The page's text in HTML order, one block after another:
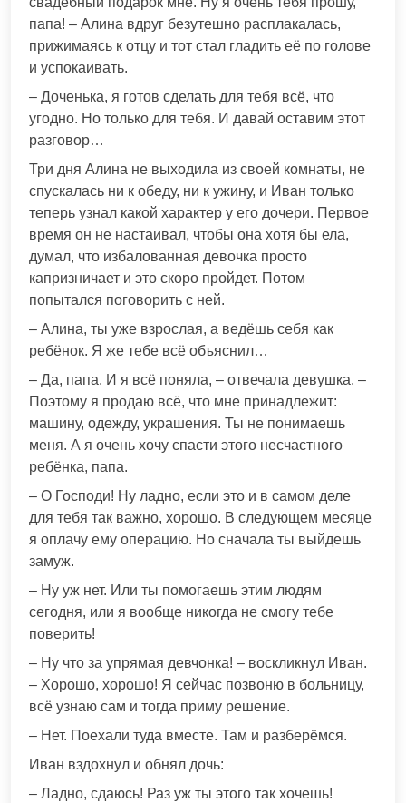
папа! – Алина вдруг безутешно расплакалась,
прижимаясь к отцу и тот стал гладить её по голове
и успокаивать.
– Доченька, я готов сделать для тебя всё, что
угодно. Но только для тебя. И давай оставим этот
разговор…
Три дня Алина не выходила из своей комнаты, не
спускалась ни к обеду, ни к ужину, и Иван только
теперь узнал какой характер у его дочери. Первое
время он не настаивал, чтобы она хотя бы ела,
думал, что избалованная девочка просто
капризничает и это скоро пройдет. Потом
попытался поговорить с ней.
– Алина, ты уже взрослая, а ведёшь себя как
ребёнок. Я же тебе всё объяснил…
– Да, папа. И я всё поняла, – отвечала девушка. –
Поэтому я продаю всё, что мне принадлежит:
машину, одежду, украшения. Ты не понимаешь
меня. А я очень хочу спасти этого несчастного
ребёнка, папа.
– О Господи! Ну ладно, если это и в самом деле
для тебя так важно, хорошо. В следующем месяце
я оплачу ему операцию. Но сначала ты выйдешь
замуж.
– Ну уж нет. Или ты помогаешь этим людям
сегодня, или я вообще никогда не смогу тебе
поверить!
– Ну что за упрямая девчонка! – воскликнул Иван.
– Хорошо, хорошо! Я сейчас позвоню в больницу,
всё узнаю сам и тогда приму решение.
– Нет. Поехали туда вместе. Там и разберёмся.
Иван вздохнул и обнял дочь:
– Ладно, сдаюсь! Раз уж ты этого так хочешь!